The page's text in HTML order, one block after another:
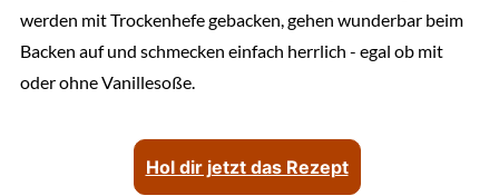
werden mit Trockenhefe gebacken, gehen wunderbar beim
Backen auf und schmecken einfach herrlich - egal ob mit
oder ohne Vanillesoße.
Hol dir jetzt das Rezept